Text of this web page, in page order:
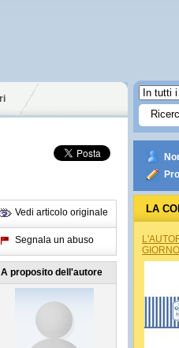
Vedi articolo originale
Segnala un abuso
A proposito dell'autore
LA
GIORNO